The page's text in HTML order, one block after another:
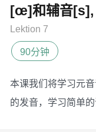
[œ]和辅音
Lektion 7
90分钟
本课我们将学习元
的发音，学习简单的